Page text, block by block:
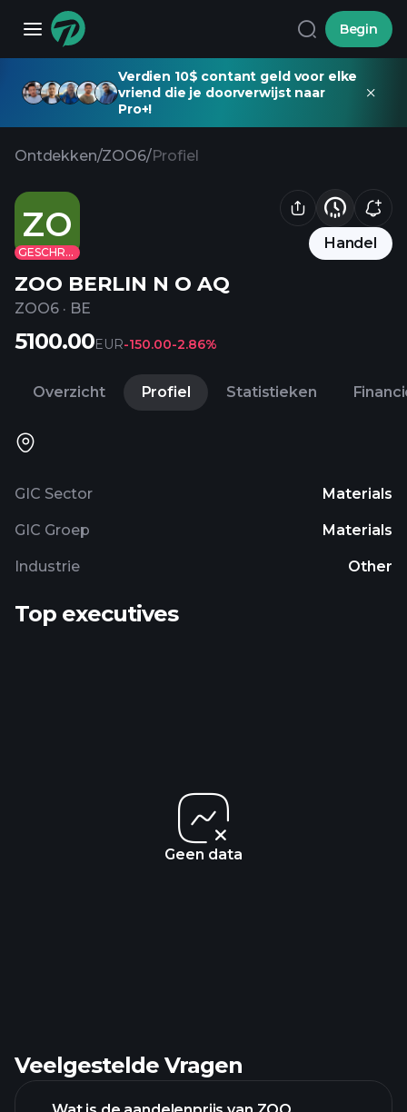
Begin
Verdien 10$ contant geld voor elke
vriend die je doorverwijst naar
Pro+!
Ontdekken/ZOO6/Profiel
ZO
GESCHRAPT
Handel
ZOO BERLIN N O AQ
ZOO6 · BE
5100.00EUR-150.00-2.86%
Overzicht Profiel Statistieken
GIC Sector Materials
GIC Groep Materials
Industrie Other
Top executives
Geen data
Veelgestelde Vragen